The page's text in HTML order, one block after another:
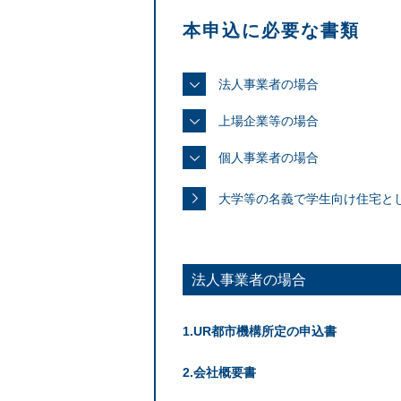
本申込に必要な書類
法人事業者の場合
上場企業等の場合
個人事業者の場合
大学等の名義で学生向け住宅と
法人事業者の場合
UR都市機構所定の申込書
会社概要書